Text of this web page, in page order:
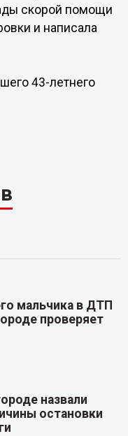
скорой помощи
и написала
43-летнего
мальчика в ДТП
проверяет
назвали
остановки